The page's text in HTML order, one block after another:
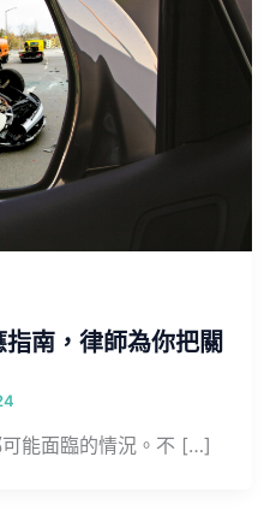
南，律師為你把關
能面臨的情況。不 […]